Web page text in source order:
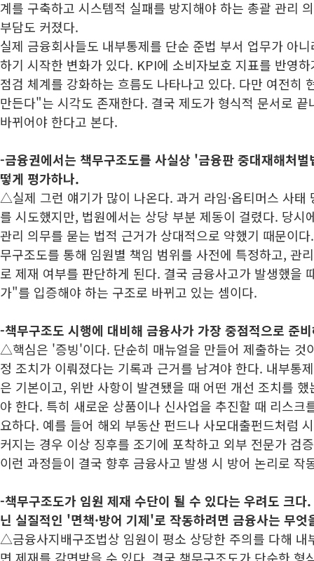
계를 구축하고 시스템적 실패를 방지해야 하는 총괄 관리
부담도 커졌다.
실제 금융회사들도 내부통제를 단순 준법 부서 업무가 아
하기 시작한 변화가 있다. KPI에 소비자보호 지표를 반영
점검 체계를 강화하는 흐름도 나타나고 있다. 다만 여전히
만든다"는 시각도 존재한다. 결국 제도가 형식적 문서로
바뀌어야 한다고 본다.
-금융권에서는 책무구조도를 사실상 '금융판 중대재해처
떻게 평가하나.
△실제 그런 얘기가 많이 나온다. 과거 라임·옵티머스 사태
를 시도했지만, 법원에서는 상당 부분 제동이 걸렸다. 당시
관리 의무를 묻는 법적 근거가 상대적으로 약했기 때문이
무구조도를 통해 임원별 책임 범위를 사전에 특정하고, 관
로 제재 여부를 판단하게 된다. 결국 금융사고가 발생했을
가"를 입증해야 하는 구조로 바뀌고 있는 셈이다.
-책무구조도 시행에 대비해 금융사가 가장 중점적으로 준
△핵심은 '증빙'이다. 단순히 매뉴얼을 만들어 제출하는 것
정 조치가 이뤄졌다는 기록과 근거를 남겨야 한다. 내부통
은 기본이고, 위반 사항이 발견됐을 때 어떤 개선 조치를
야 한다. 특히 새로운 상품이나 신사업을 추진할 때 리스크
요하다. 예를 들어 해외 부동산 펀드나 사모대출펀드처럼
커지는 경우 이상 징후를 조기에 포착하고 외부 전문가 검
이런 과정들이 결국 향후 금융사고 발생 시 방어 논리로 작
-책무구조도가 임원 제재 수단이 될 수 있다는 우려도 크
닌 실질적인 '면책·방어 기제'로 작동하려면 금융사는 무엇
△금융사지배구조법상 임원이 평소 상당한 주의를 다해 내